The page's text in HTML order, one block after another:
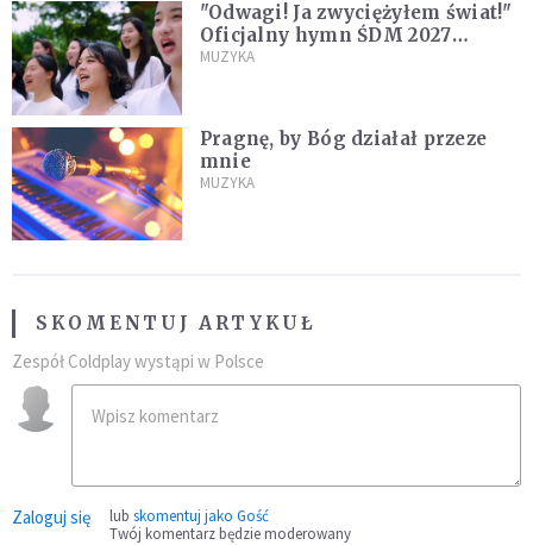
"Odwagi! Ja zwyciężyłem świat!"
Oficjalny hymn ŚDM 2027
zaprezentowany
MUZYKA
Pragnę, by Bóg działał przeze
mnie
MUZYKA
SKOMENTUJ ARTYKUŁ
Zespół Coldplay wystąpi w Polsce
Zaloguj się lub skomentuj jako Gość
Twój komentarz będzie moderowany